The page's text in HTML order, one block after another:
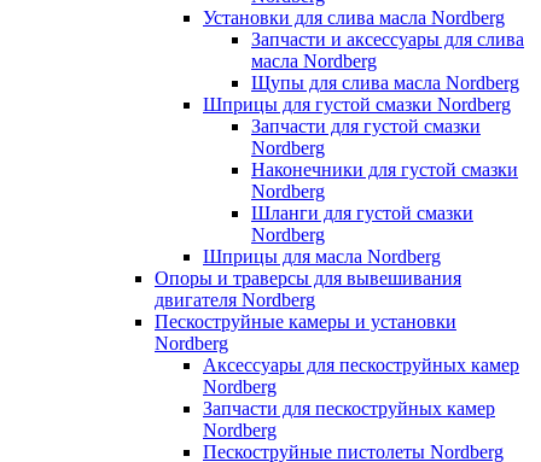
Установки для слива масла Nordberg
Запчасти и аксессуары для слива
масла Nordberg
Щупы для слива масла Nordberg
Шприцы для густой смазки Nordberg
Запчасти для густой смазки
Nordberg
Наконечники для густой смазки
Nordberg
Шланги для густой смазки
Nordberg
Шприцы для масла Nordberg
Опоры и траверсы для вывешивания
двигателя Nordberg
Пескоструйные камеры и установки
Nordberg
Аксессуары для пескоструйных камер
Nordberg
Запчасти для пескоструйных камер
Nordberg
Пескоструйные пистолеты Nordberg